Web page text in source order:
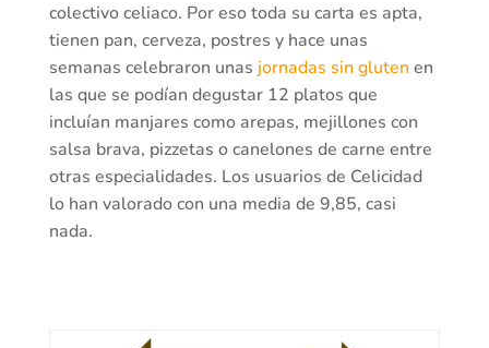
colectivo celiaco. Por eso toda su carta es apta,
tienen pan, cerveza, postres y hace unas
semanas celebraron unas jornadas sin gluten en
las que se podían degustar 12 platos que
incluían manjares como arepas, mejillones con
salsa brava, pizzetas o canelones de carne entre
otras especialidades. Los usuarios de Celicidad
lo han valorado con una media de 9,85, casi
nada.